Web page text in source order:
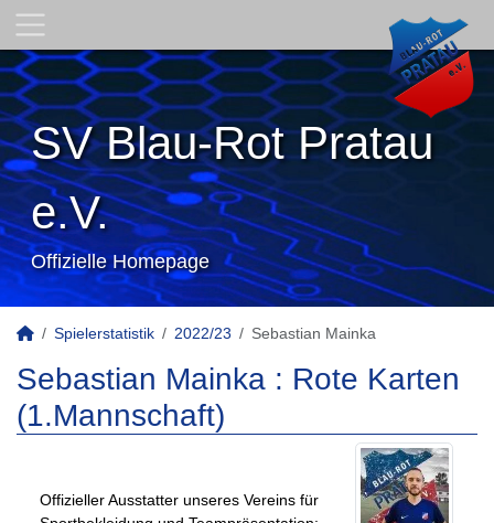
SV Blau-Rot Pratau
e.V.
Offizielle Homepage
Spielerstatistik 2022/23 Sebastian Mainka
Sebastian Mainka : Rote Karten
(1.Mannschaft)
Offizieller Ausstatter unseres Vereins für